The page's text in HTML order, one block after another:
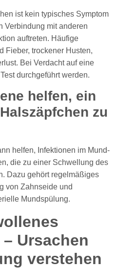
ist kein typisches Symptom
Verbindung mit anderen
auftreten. Häufige
Fieber, trockener Husten,
Bei Verdacht auf eine
durchgeführt werden.
helfen, ein
zu
helfen, Infektionen im Mund-
die zu einer Schwellung des
Dazu gehört regelmäßiges
von Zahnseide und
Mundspülung.
Ursachen
verstehen